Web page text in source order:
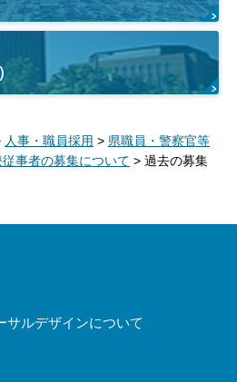
人事・職員採用 > 県職員・警察官等
事者の募集について > 過去の募集
サルデザインについて